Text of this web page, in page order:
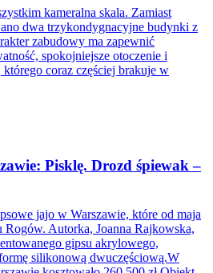
kameralna skala. Zamiast
dwa trzykondygnacyjne budynki z
zabudowy ma zapewnić
spokojniejsze otoczenie i
coraz częściej brakuje w
Pisklę. Drozd śpiewak –
jajo w Warszawie, które od maja
Rogów. Autorka, Joanna Rajkowska,
gipsu akrylowego,
silikonową dwuczęściową.W